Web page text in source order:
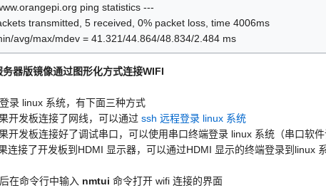
ping statistics ---
transmitted, 5 received, 0% packet loss, time 4006ms
avg/max/mdev = 41.321/44.864/48.834/2.484 ms
务器版镜像通过图形化方式连接WIFI
录 linux 系统，有下面三种方式
开发板连接了网线，可以通过 ssh 远程登录 linux 系统
开发板连接好了调试串口，可以使用串口终端登录 linux 系统（串口软
连接了开发板到HDMI 显示器，可以通过HDMI 显示的终端登录到linux
在命令行中输入 nmtui 命令打开 wifi 连接的界面